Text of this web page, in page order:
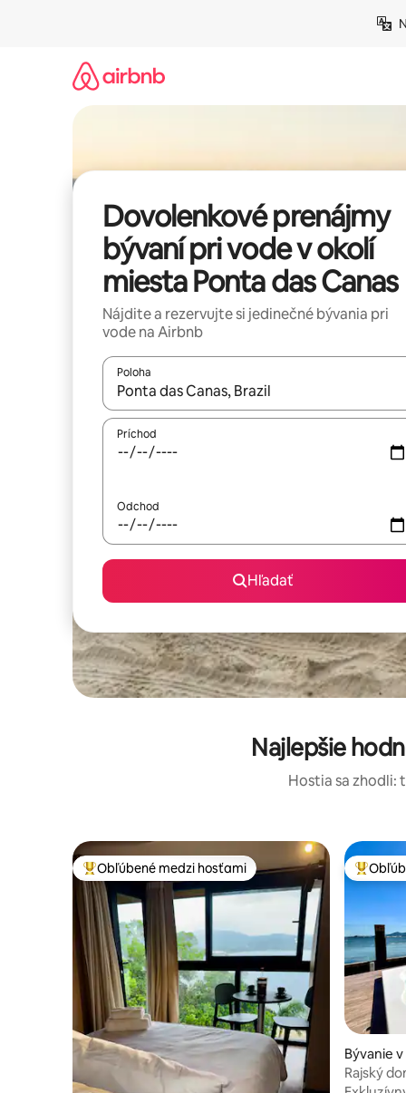
Dovolenkové prenájmy
bývaní pri vode v okolí
miesta Ponta das Canas
Nájdite a rezervujte si jedinečné bývania pri
vode na Airbnb
Poloha
Keď budú výsledky k dispozícii, môžete si ich
Príchod
Odchod
Hľadať
Najlepšie
Hostia sa zhodli:
Najobľúbenejšie medzi hosťami
Obľúbené medzi hosťami
Bývanie
goa
Rajský